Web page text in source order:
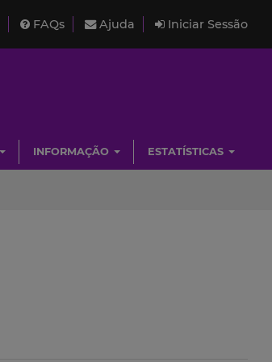
FAQs Ajuda Iniciar Sessão
INFORMAÇÃO ESTATÍSTICAS